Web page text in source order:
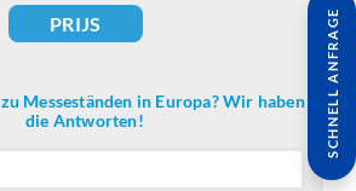
PRIJS
Messeständen in Europa? Wir haben
die Antworten!
SCHNELL ANFRAGE